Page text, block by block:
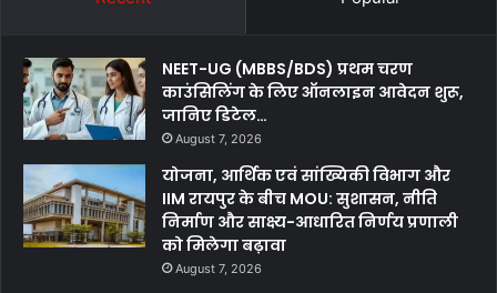
NEET-UG (MBBS/BDS) प्रथम चरण
काउंसिलिंग के लिए ऑनलाइन आवेदन शुरू,
जानिए डिटेल…
August 7, 2026
योजना, आर्थिक एवं सांख्यिकी विभाग और
IIM रायपुर के बीच MOU: सुशासन, नीति
निर्माण और साक्ष्य-आधारित निर्णय प्रणाली
को मिलेगा बढ़ावा
August 7, 2026